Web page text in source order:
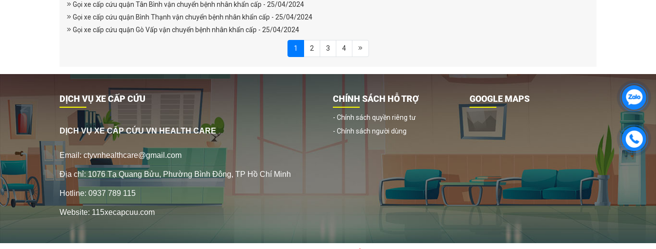
Gọi xe cấp cứu quận Tân Bình vận chuyển bệnh nhân khẩn cấp - 25/04/2024
Gọi xe cấp cứu quận Bình Thạnh vận chuyển bệnh nhân khẩn cấp - 25/04/2024
Gọi xe cấp cứu quận Gò Vấp vận chuyển bệnh nhân khẩn cấp - 25/04/2024
1 2 3 4
DỊCH VỤ XE CẤP CỨU
DỊCH VỤ XE CẤP CỨU VN HEALTH CARE
Email: ctyvnhealthcare@gmail.com
Địa chỉ: 1076 Tạ Quang Bửu, Phường Bình Đông, TP Hồ Chí Minh
Hotline: 0937 789 115
Website: 115xecapcuu.com
CHÍNH SÁCH HỖ TRỢ
- Chính sách quyền riêng tư
- Chính sách người dùng
GOOGLE MAPS